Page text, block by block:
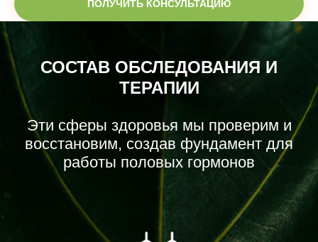
ПОЛУЧИТЬ КОНСУЛЬТАЦИЮ
СОСТАВ ОБСЛЕДОВАНИЯ И
ТЕРАПИИ
Эти сферы здоровья мы проверим и
восстановим, создав фундамент для
работы половых гормонов